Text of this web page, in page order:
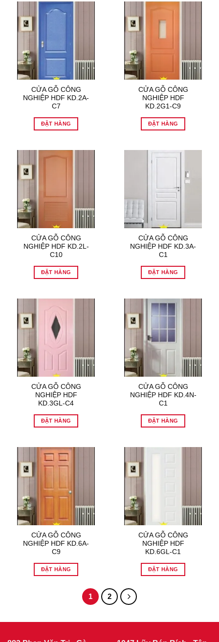
CỬA GỖ CÔNG
NGHIỆP HDF KD.2A-
C7
ĐẶT HÀNG
CỬA GỖ CÔNG
NGHIỆP HDF
KD.2G1-C9
ĐẶT HÀNG
CỬA GỖ CÔNG
NGHIỆP HDF KD.2L-
C10
ĐẶT HÀNG
CỬA GỖ CÔNG
NGHIỆP HDF KD.3A-
C1
ĐẶT HÀNG
CỬA GỖ CÔNG
NGHIỆP HDF
KD.3GL-C4
ĐẶT HÀNG
CỬA GỖ CÔNG
NGHIỆP HDF KD.4N-
C1
ĐẶT HÀNG
CỬA GỖ CÔNG
NGHIỆP HDF KD.6A-
C9
ĐẶT HÀNG
CỬA GỖ CÔNG
NGHIỆP HDF
KD.6GL-C1
ĐẶT HÀNG
1 2